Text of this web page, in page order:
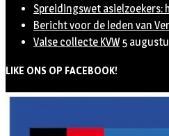
Spreidingswet asielzoekers:
Bericht voor de leden van
Valse collecte KVW 5
LIKE ONS OP FACEBOOK!